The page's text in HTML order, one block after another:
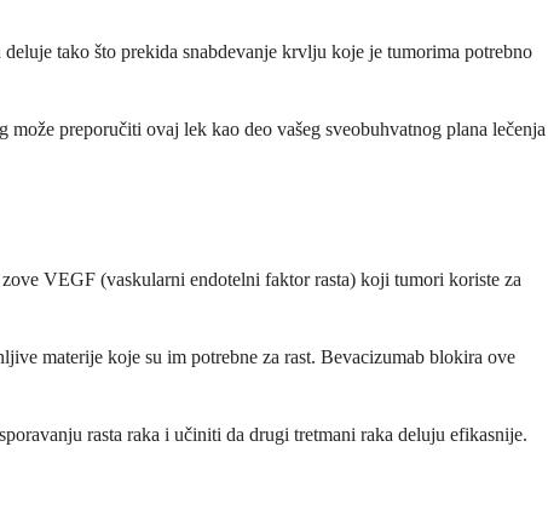
tako što prekida snabdevanje krvlju koje je tumorima potrebno
preporučiti ovaj lek kao deo vašeg sveobuhvatnog plana lečenja
VEGF (vaskularni endotelni faktor rasta) koji tumori koriste za
materije koje su im potrebne za rast. Bevacizumab blokira ove
rasta raka i učiniti da drugi tretmani raka deluju efikasnije.